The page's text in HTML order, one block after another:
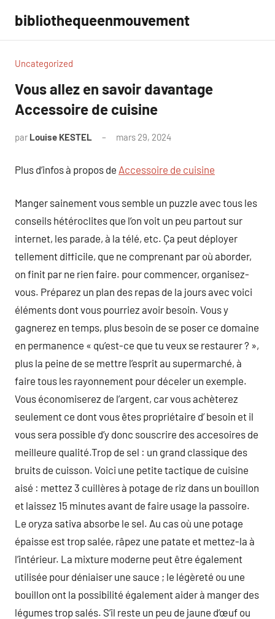
contenu
bibliothequeenmouvement
Uncategorized
Vous allez en savoir davantage
Accessoire de cuisine
par Louise KESTEL mars 29, 2024
Plus d’infos à propos de Accessoire de cuisine
Manger sainement vous semble un puzzle avec tous les
conseils hétéroclites que l’on voit un peu partout sur
internet, les parade, à la télé, etc. Ça peut déployer
tellement difficile, que ne comprenant par où aborder,
on finit par ne rien faire. pour commencer, organisez-
vous. Préparez un plan des repas de la jours avec voici
éléments dont vous pourriez avoir besoin. Vous y
gagnerez en temps, plus besoin de se poser ce domaine
en permanence « qu’est-ce que tu veux se restaurer ? »,
plus la peine de se mettre l’esprit au supermarché, à
faire tous les rayonnement pour déceler un exemple.
Vous économiserez de l’argent, car vous achèterez
seulement ce dont vous êtes propriétaire d’ besoin et il
vous sera possible d’y donc souscrire des accesoires de
meilleure qualité.Trop de sel : un grand classique des
bruits de cuisson. Voici une petite tactique de cuisine
aisé : mettez 3 cuillères à potage de riz dans un bouillon
et laissez 15 minutes avant de faire usage la passoire.
Le oryza sativa absorbe le sel. Au cas où une potage
épaisse est trop salée, râpez une patate et mettez-la à
l’intérieur. La mixture moderne peut être également
utilisée pour déniaiser une sauce ; le légèreté ou une
bouillon ont la possibilité également aider à manger des
légumes trop salés. S’il reste un peu de jaune d’œuf ou